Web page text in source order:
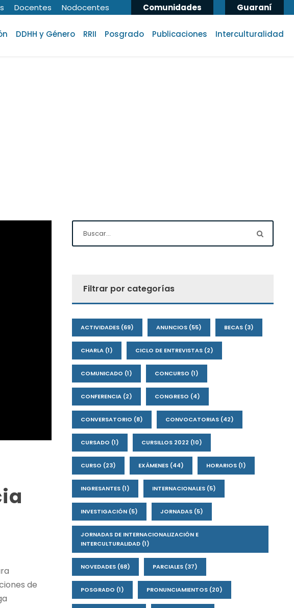
Docentes Nodocentes Comunidades Guaraní
DDHH y Género RRII Posgrado Publicaciones Interculturalidad
de
Filtrar por categorías
ACTIVIDADES (69) ANUNCIOS (55) BECAS (3)
CHARLA (1) CICLO DE ENTREVISTAS (2)
COMUNICADO (1) CONCURSO (1)
CONFERENCIA (2) CONGRESO (4)
CONVERSATORIO (8) CONVOCATORIAS (42)
CURSADO (1) CURSILLOS 2022 (10)
CURSO (23) EXÁMENES (44) HORARIOS (1)
INGRESANTES (1) INTERNACIONALES (5)
INVESTIGACIÓN (5) JORNADAS (5)
JORNADAS DE INTERNACIONALIZACIÓN E
INTERCULTURALIDAD (1)
NOVEDADES (68) PARCIALES (37)
POSGRADO (1) PRONUNCIAMIENTOS (20)